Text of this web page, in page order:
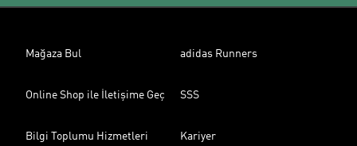
Mağaza Bul adidas Runners
Online Shop ile İletişime Geç SSS
Bilgi Toplumu Hizmetleri Kariyer